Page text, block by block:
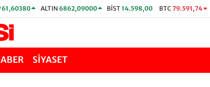
61,60380 ALTIN 6862,09000 BİST14.598,00 BTC 79.591,74
SİYASET